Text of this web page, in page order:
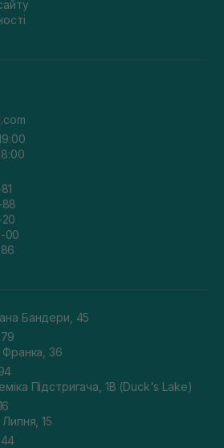
00
Бандери, 45
Франка, 36
Підстригача, 1В (Duck's Lake)
Липня, 15